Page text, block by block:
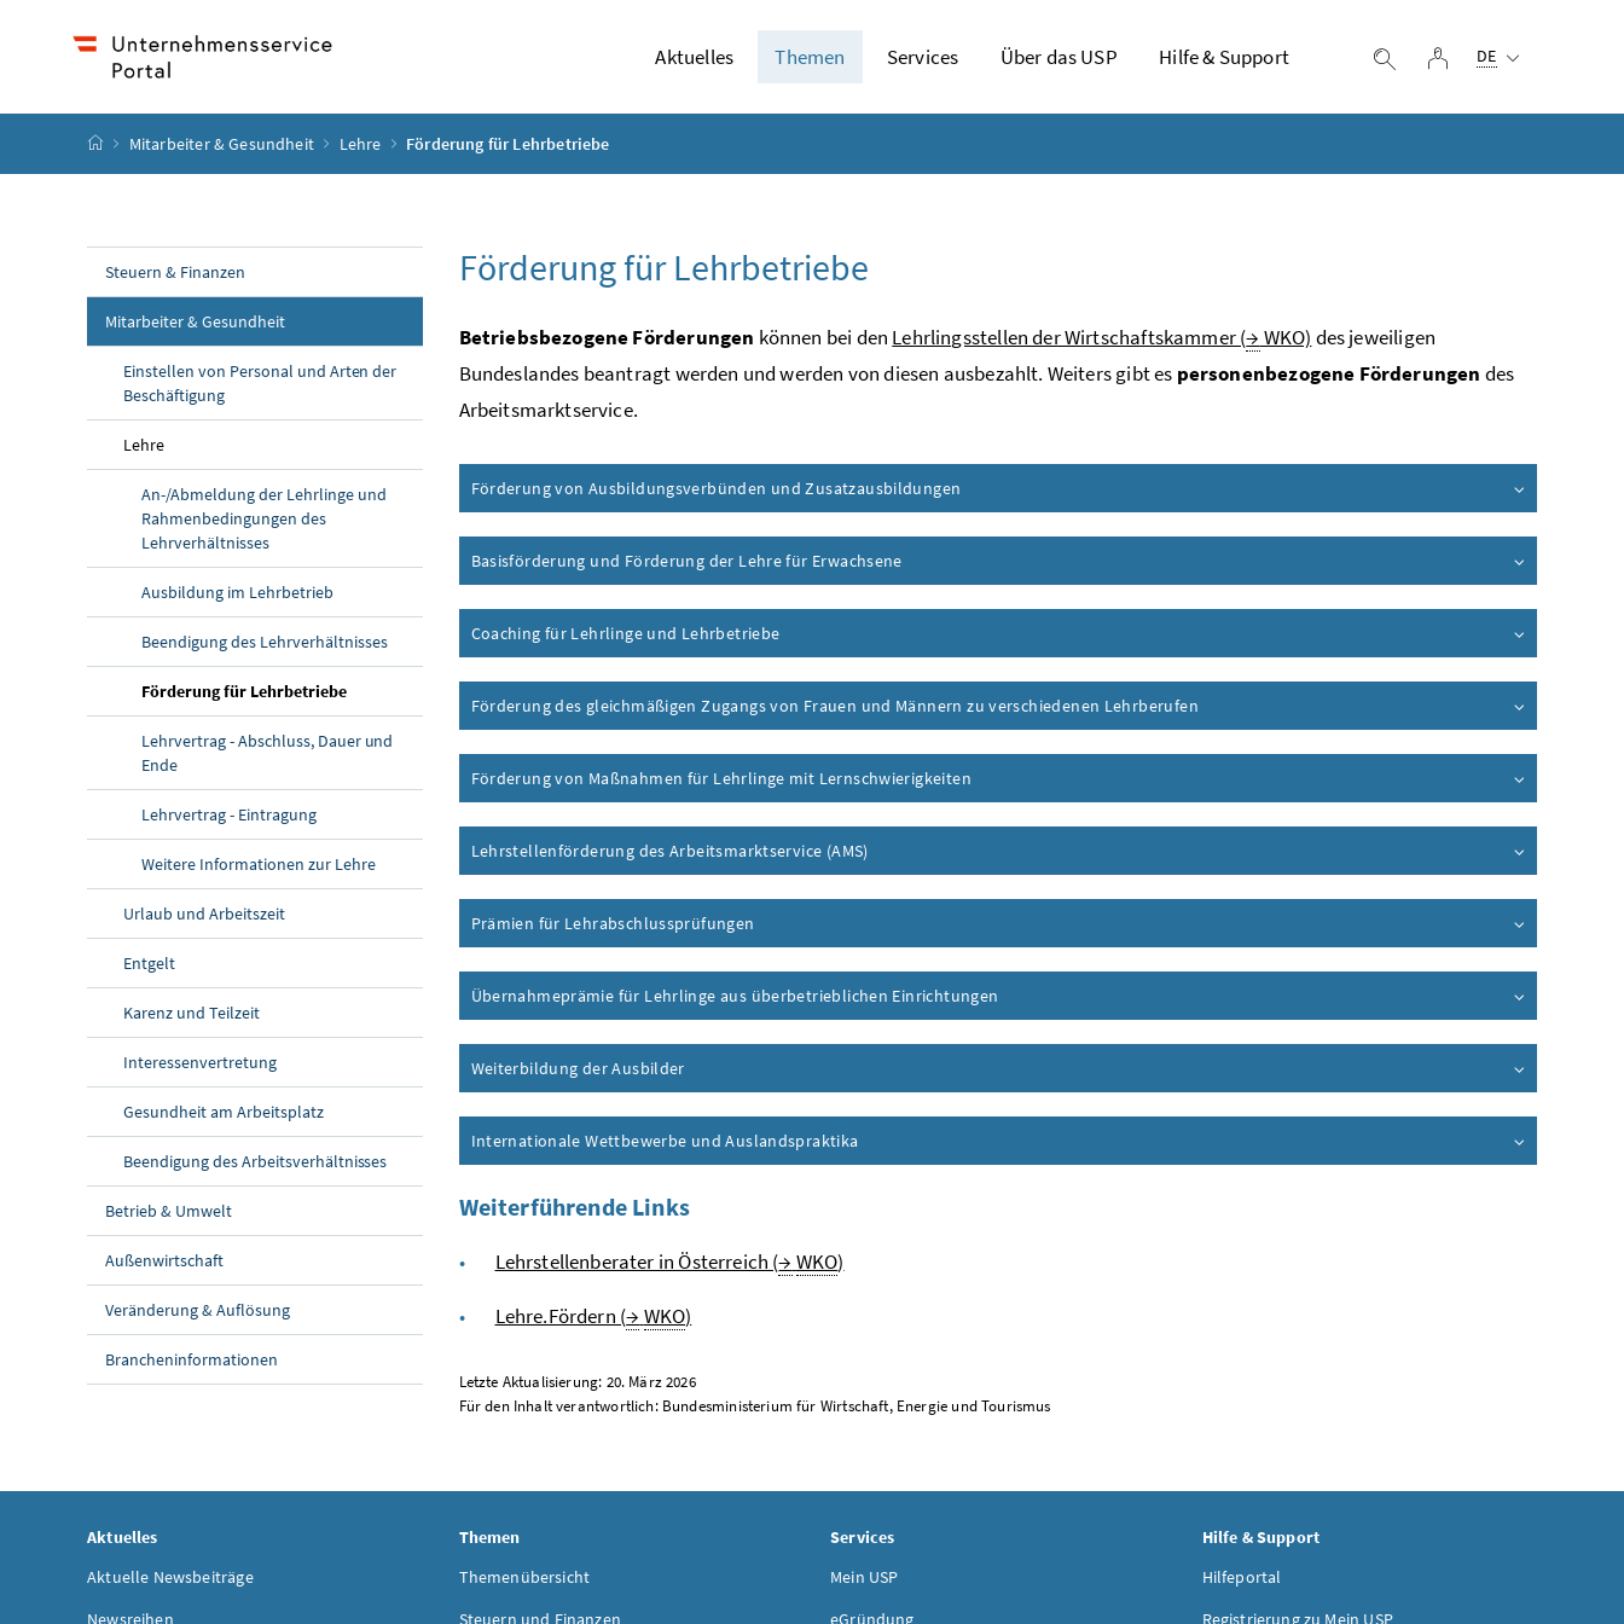
Aktuelles Themen Services Über das USP Hilfe & Support Suche einblenden
Login
DE
Startseite
Mitarbeiter & Gesundheit Lehre Förderung für Lehrbetriebe
Steuern & Finanzen
Mitarbeiter & Gesundheit
Einstellen von Personal und Arten der
Beschäftigung
Lehre
An-/Abmeldung der Lehrlinge und
Rahmenbedingungen des
Lehrverhältnisses
Ausbildung im Lehrbetrieb
Beendigung des Lehrverhältnisses
Förderung für Lehrbetriebe
Lehrvertrag - Abschluss, Dauer und
Ende
Lehrvertrag - Eintragung
Weitere Informationen zur Lehre
Urlaub und Arbeitszeit
Entgelt
Karenz und Teilzeit
Interessenvertretung
Gesundheit am Arbeitsplatz
Beendigung des Arbeitsverhältnisses
Betrieb & Umwelt
Außenwirtschaft
Veränderung & Auflösung
Brancheninformationen
Förderung für Lehrbetriebe
Betriebsbezogene Förderungen können bei den Lehrlingsstellen der Wirtschaftskammer (→ WKO) des jeweiligen
Bundeslandes beantragt werden und werden von diesen ausbezahlt. Weiters gibt es personenbezogene Förderungen des
Arbeitsmarktservice.
Förderung von Ausbildungsverbünden und Zusatzausbildungen
Basisförderung und Förderung der Lehre für Erwachsene
Coaching für Lehrlinge und Lehrbetriebe
Förderung des gleichmäßigen Zugangs von Frauen und Männern zu verschiedenen Lehrberufen
Förderung von Maßnahmen für Lehrlinge mit Lernschwierigkeiten
Lehrstellenförderung des Arbeitsmarktservice (AMS)
Prämien für Lehrabschlussprüfungen
Übernahmeprämie für Lehrlinge aus überbetrieblichen Einrichtungen
Weiterbildung der Ausbilder
Internationale Wettbewerbe und Auslandspraktika
Weiterführende Links
Lehrstellenberater in Österreich (→ WKO)
Lehre.Fördern (→ WKO)
Letzte Aktualisierung: 20. März 2026
Für den Inhalt verantwortlich: Bundesministerium für Wirtschaft, Energie und Tourismus
Aktuelles
Aktuelle Newsbeiträge
Newsreihen
Themen
Themenübersicht
Steuern und Finanzen
Services
Mein USP
eGründung
Hilfe & Support
Hilfeportal
Registrierung zu Mein USP